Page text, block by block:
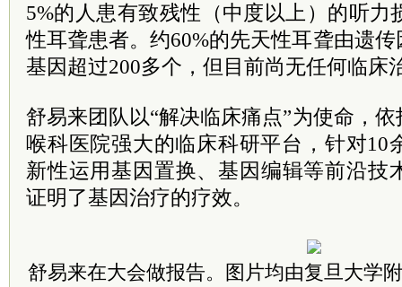
5%的人患有致残性（中度以上）的听力
性耳聋患者。约60%的先天性耳聋由遗
基因超过200多个，但目前尚无任何临床
舒易来团队以“解决临床痛点”为使命，
喉科医院强大的临床科研平台，针对10
新性运用基因置换、基因编辑等前沿技
证明了基因治疗的疗效。
舒易来在大会做报告。图片均由复旦大学